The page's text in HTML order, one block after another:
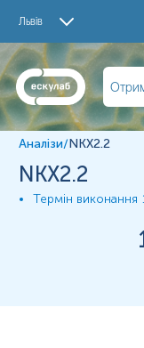
Львів
NKX2.2
Матеріал
Парафінові
вимірювань можуть
тест-систем.
Аналізи/NKX2.2
NKX2.2
Термін виконання